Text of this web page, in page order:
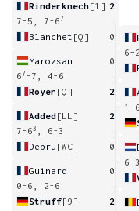
Rinderknech[1] 2
7-5, 7-67
Blanchet [Q] 0
Marozsan
0
67-7, 4-6
Royer [Q] 2
Added[LL]
2
7-63
, 6-3
Debru [WC] 0
Guinard
0
0-6, 2-6
Struff[9] 2
6-
1-
6-